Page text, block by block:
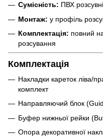
Сумісність: ПВХ
Монтаж: у профіль
Комплектація: повний
розсування
Комплектація
Накладки кареток ліва/
комплект
Направляючий блок
Буфер нижньої рейки
Опора декоративної